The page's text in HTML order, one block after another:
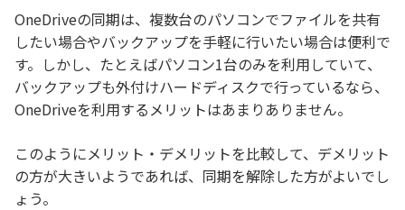
OneDriveの同期は、複数台のパソコンでファイルを共有
したい場合やバックアップを手軽に行いたい場合は便利で
す。しかし、たとえばパソコン1台のみを利用していて、
バックアップも外付けハードディスクで行っているなら、
OneDriveを利用するメリットはあまりありません。
このようにメリット・デメリットを比較して、デメリット
の方が大きいようであれば、同期を解除した方がよいでし
ょう。